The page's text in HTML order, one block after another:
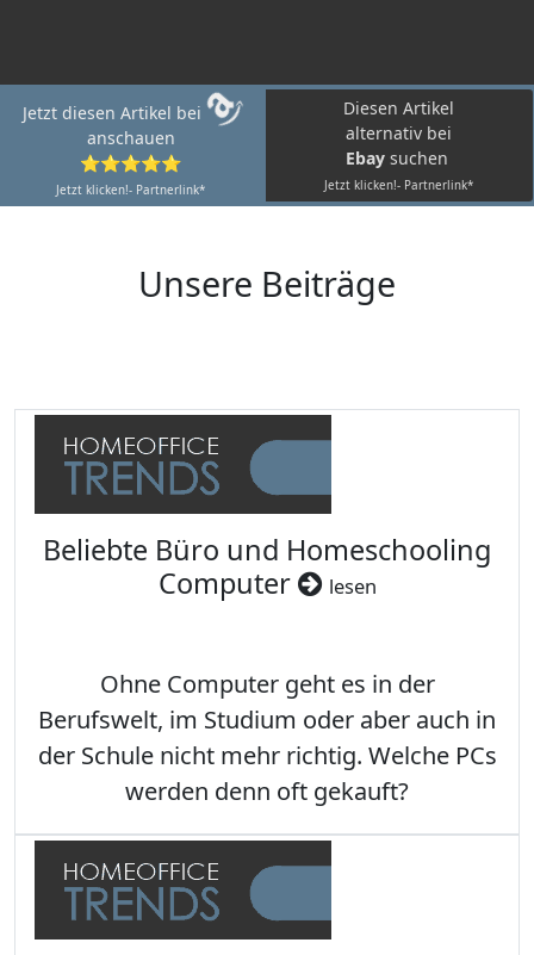
Jetzt diesen Artikel bei
anschauen
⭐⭐⭐⭐⭐
Jetzt klicken!- Partnerlink*
Diesen Artikel
alternativ bei
Ebay suchen
Jetzt klicken!- Partnerlink*
Unsere Beiträge
Beliebte Büro und Homeschooling
Computer
lesen
Ohne Computer geht es in der
Berufswelt, im Studium oder aber auch in
der Schule nicht mehr richtig. Welche PCs
werden denn oft gekauft?